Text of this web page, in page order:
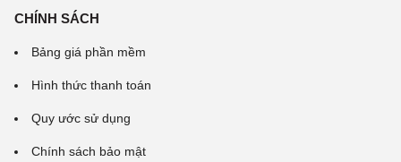
CHÍNH SÁCH
Bảng giá phần mềm
Hình thức thanh toán
Quy ước sử dụng
Chính sách bảo mật